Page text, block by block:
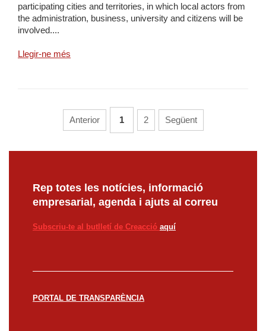
participating cities and territories, in which local actors from
the administration, business, university and citizens will be
involved....
Llegir-ne més
Anterior 1 2 Següent
Rep totes les notícies, informació
empresarial, agenda i ajuts al correu
Subscriu-te al butlletí de Creacció aquí
PORTAL DE TRANSPARÈNCIA